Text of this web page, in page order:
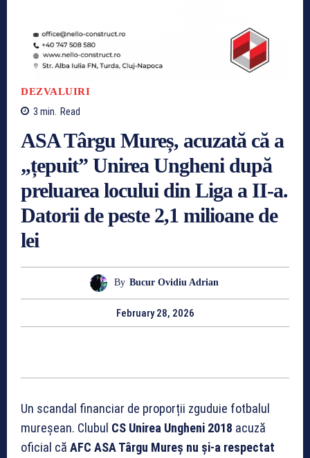
DEZVALUIRI
3 min. Read
ASA Târgu Mureș, acuzată că a
„țepuit” Unirea Ungheni după
preluarea locului din Liga a II-a.
Datorii de peste 2,1 milioane de
lei
By Bucur Ovidiu Adrian
February 28, 2026
Un scandal financiar de proporții zguduie fotbalul
mureșean. Clubul CS Unirea Ungheni 2018 acuză
oficial că AFC ASA Târgu Mureș nu și-a respectat